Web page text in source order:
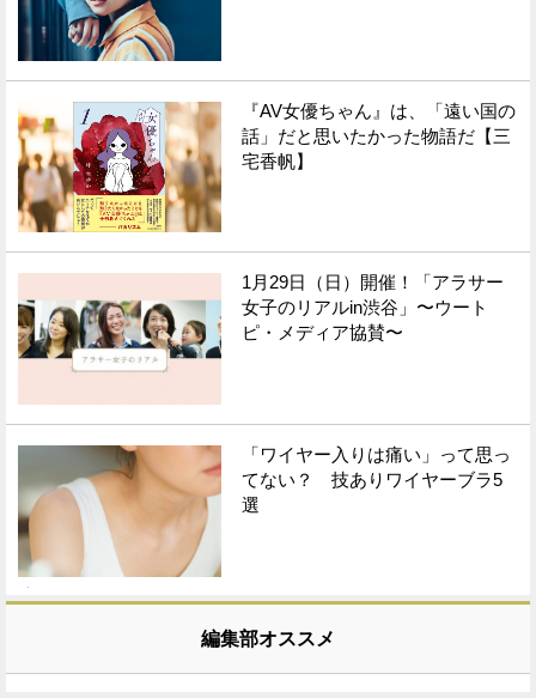
『AV女優ちゃん』は、「遠い国の
話」だと思いたかった物語だ【三
宅香帆】
1月29日（日）開催！「アラサー
女子のリアルin渋谷」〜ウート
ピ・メディア協賛〜
「ワイヤー入りは痛い」って思っ
てない？ 技ありワイヤーブラ5
選
編集部オススメ